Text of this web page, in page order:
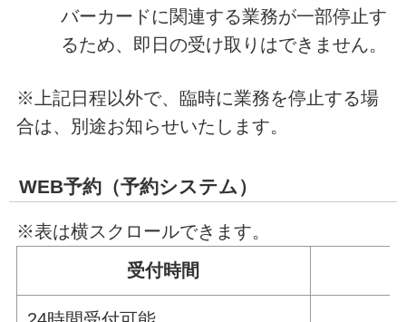
バーカードに関連する業務が一部停止す
るため、即日の受け取りはできません。
※上記日程以外で、臨時に業務を停止する場
合は、別途お知らせいたします。
WEB予約（予約システム）
※表は横スクロールできます。
受付時間